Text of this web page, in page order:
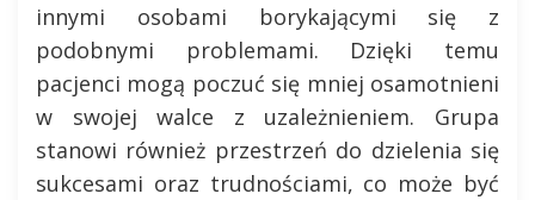
innymi osobami borykającymi się z
podobnymi problemami. Dzięki temu
pacjenci mogą poczuć się mniej osamotnieni
w swojej walce z uzależnieniem. Grupa
stanowi również przestrzeń do dzielenia się
sukcesami oraz trudnościami, co może być